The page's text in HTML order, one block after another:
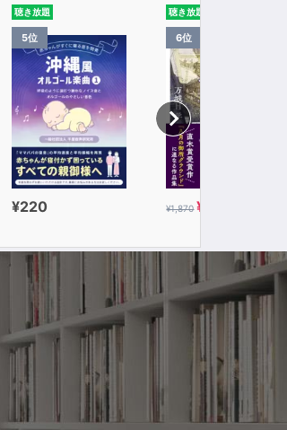
聴き放題
5位
¥220
聴き放題
6位
¥1,870 ¥935